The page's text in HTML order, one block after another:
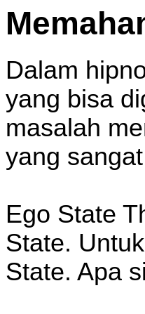
Dalam
yang bisa
masalah
yang
Ego State
State.
State. Apa